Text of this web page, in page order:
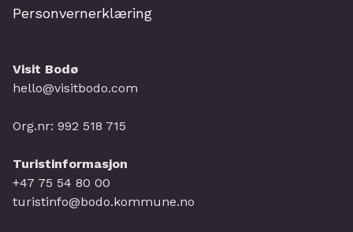
Personvernerklæring
Visit Bodø
hello@visitbodo.com
Org.nr: 992 518 715
Turistinformasjon
+47 75 54 80 00
turistinfo@bodo.kommune.no